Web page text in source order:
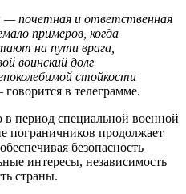
почетная и ответственная
примеров, когда
на пути врага,
воинский долг
стойкости
в телеграмме.
период специальной военной
пограничников продолжает
безопасность
интересы, независимость
страны.